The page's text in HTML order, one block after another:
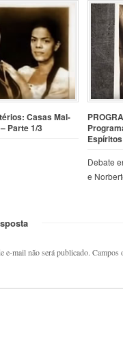
Casas Mal-
Parte 1/3
Debate
e
e-mail não será publicado. Campos